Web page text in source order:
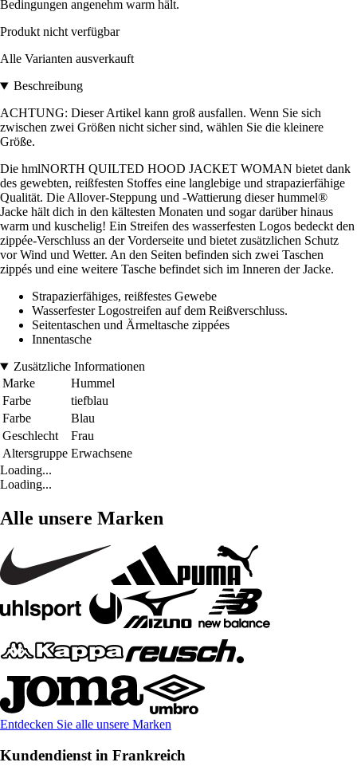
Bedingungen angenehm warm hält.
Produkt nicht verfügbar
Alle Varianten ausverkauft
Beschreibung
ACHTUNG: Dieser Artikel kann groß ausfallen. Wenn Sie sich
zwischen zwei Größen nicht sicher sind, wählen Sie die kleinere
Größe.
Die hmlNORTH QUILTED HOOD JACKET WOMAN bietet dank
des gewebten, reißfesten Stoffes eine langlebige und strapazierfähige
Qualität. Die Allover-Steppung und -Wattierung dieser hummel®
Jacke hält dich in den kältesten Monaten und sogar darüber hinaus
warm und kuschelig! Ein Streifen des wasserfesten Logos bedeckt den
zippée-Verschluss an der Vorderseite und bietet zusätzlichen Schutz
vor Wind und Wetter. An den Seiten befinden sich zwei Taschen
zippés und eine weitere Tasche befindet sich im Inneren der Jacke.
Strapazierfähiges, reißfestes Gewebe
Wasserfester Logostreifen auf dem Reißverschluss.
Seitentaschen und Ärmeltasche zippées
Innentasche
Zusätzliche Informationen
Marke
Hummel
Farbe
tiefblau
Farbe
Blau
Geschlecht
Frau
Altersgruppe Erwachsene
Loading...
Loading...
Alle unsere Marken
Entdecken Sie alle unsere Marken
Kundendienst in Frankreich